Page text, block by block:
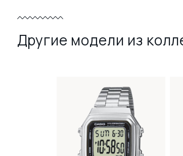
Другие модели из